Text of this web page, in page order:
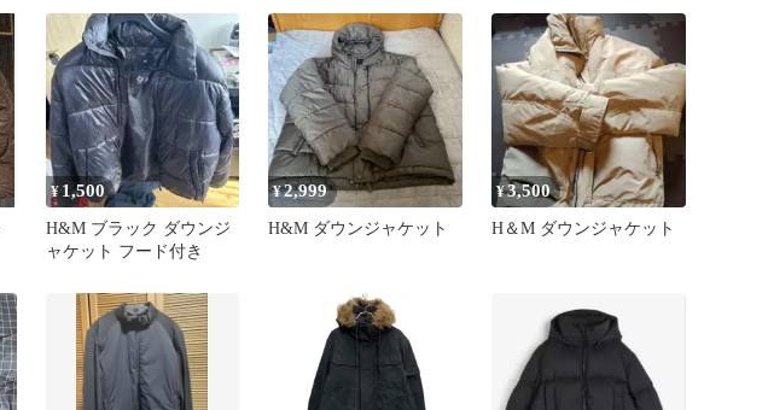
¥ 1,500
H&M ブラック ダウンジ
ャケット フード付き
¥2,999
H&M ダウンジャケット
¥3,500
H＆M ダウンジャケット